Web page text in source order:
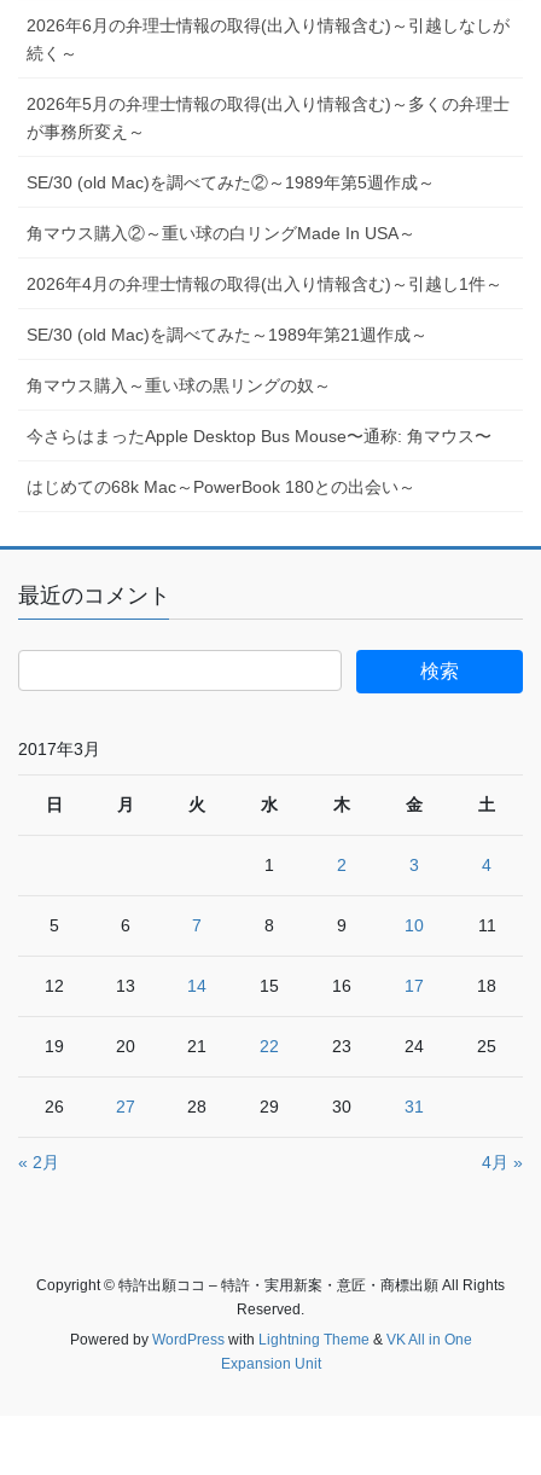
2026年6月の弁理士情報の取得(出入り情報含む)～引越しなしが
続く～
2026年5月の弁理士情報の取得(出入り情報含む)～多くの弁理士
が事務所変え～
SE/30 (old Mac)を調べてみた②～1989年第5週作成～
角マウス購入②～重い球の白リングMade In USA～
2026年4月の弁理士情報の取得(出入り情報含む)～引越し1件～
SE/30 (old Mac)を調べてみた～1989年第21週作成～
角マウス購入～重い球の黒リングの奴～
今さらはまったApple Desktop Bus Mouse〜通称: 角マウス〜
はじめての68k Mac～PowerBook 180との出会い～
最近のコメント
2017年3月
日 月 火 水 木 金 土
1 2 3 4
5 6 7 8 9 10 11
12 13 14 15 16 17 18
19 20 21 22 23 24 25
26 27 28 29 30 31
« 2月 4月 »
Copyright © 特許出願ココ – 特許・実用新案・意匠・商標出願 All Rights
Reserved.
Powered by WordPresswith Lightning Theme & VK All in One
Expansion Unit